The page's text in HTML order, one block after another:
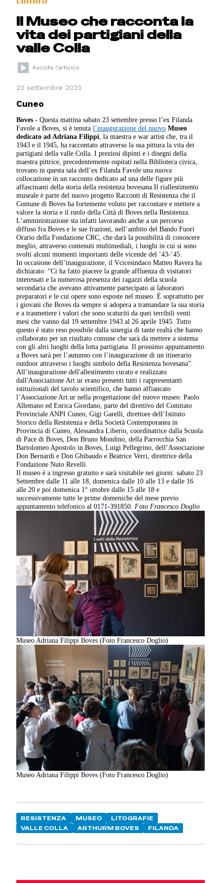
Il Museo che racconta la
vita dei partigiani della
valle Colla
23 settembre 2023
Cuneo
Boves - Questa mattina sabato 23 settembre presso l’ex Filanda
Favole a Boves, si è tenutal’inaugurazione del nuovo Museo
dedicato ad Adriana Filippi , la maestra e war artist che, tra il
1943 e il 1945, ha raccontato attraverso la sua pittura la vita dei
partigiani della valle Colla. I preziosi dipinti e i disegni della
maestra pittrice, precedentemente ospitati nella Biblioteca civica,
trovano in questa sala dell’ex Filanda Favole una nuova
collocazione in un racconto dedicato ad una delle figure più
affascinanti della storia della resistenza bovesana.Il riallestimento
museale è parte del nuovo progetto Racconti di Resistenza che il
Comune di Boves ha fortemente voluto per raccontare e mettere a
valore la storia e il ruolo della Città di Boves nella Resistenza.
L’amministrazione sta infatti lavorando anche a un percorso
diffuso fra Boves e le sue frazioni, nell’ambito del Bando Fuori
Orario della Fondazione CRC, che darà la possibilità di conoscere
meglio, attraverso contenuti multimediali, i luoghi in cui si sono
svolti alcuni momenti importanti delle vicende del ’43-’45.
In occasione dell’inaugurazione, il Vcicesindaco Matteo Ravera ha
dichiarato: “Ci ha fatto piacere la grande affluenza di visitatori
interessati e la numerosa presenza dei ragazzi della scuola
secondaria che avevano attivamente partecipato ai laboratori
preparatori e le cui opere sono esposte nel museo. È soprattutto per
i giovani che Boves da sempre si adopera a tramandare la sua storia
e a trasmettere i valori che sono scaturiti da quei terribili venti
mesi che vanno dal 19 settembre 1943 al 26 aprile 1945. Tutto
questo è stato reso possibile dalla sinergia di tante realtà che hanno
collaborato per un risultato comune che sarà da mettere a sistema
con gli altri luoghi della lotta partigiana. Il prossimo appuntamento
a Boves sarà per l’autunno con l’inaugurazione di un itinerario
outdoor attraverso i luoghi simbolo della Resistenza bovesana”.
All’inaugurazione dell'allestimento curato e realizzato
dall'Associazione Art.ur erano presenti tutti i rappresentanti
istituzionali del tavolo scientifico, che hanno affiancato
l’Associazione Art.ur nella progettazione del nuovo museo: Paolo
Allemano ed Enrica Giordano, parte del direttivo del Comitato
Provinciale ANPI Cuneo, Gigi Garelli, direttore dell’Istituto
Storico della Resistenza e della Società Contemporanea in
Provincia di Cuneo, Alessandra Liberio, coordinatrice dalla Scuola
di Pace di Boves, Don Bruno Mondino, della Parrocchia San
Bartolomeo Apostolo in Boves, Luigi Pellegrino, dell’Associazione
Don Bernardi e Don Ghibaudo e Beatrice Verri, direttrice della
Fondazione Nuto Revelli.
Il museo è a ingresso gratuito e sarà visitabile nei giorni: sabato 23
Settembre dalle 11 alle 18, domenica dalle 10 alle 13 e dalle 16
alle 20 e poi domenica 1° ottobre dalle 15 alle 18 e
successivamente tutte le prime domeniche del mese previo
appuntamento telefonico al 0171-391850. Foto Francesco Doglio
Museo Adriana Filippi Boves (Foto Francesco Doglio)
Museo Adriana Filippi Boves (Foto Francesco Doglio)
RESISTENZA MUSEO
LITOGRAFIE
VALLE COLLA
ARTHURM BOVES FILANDA